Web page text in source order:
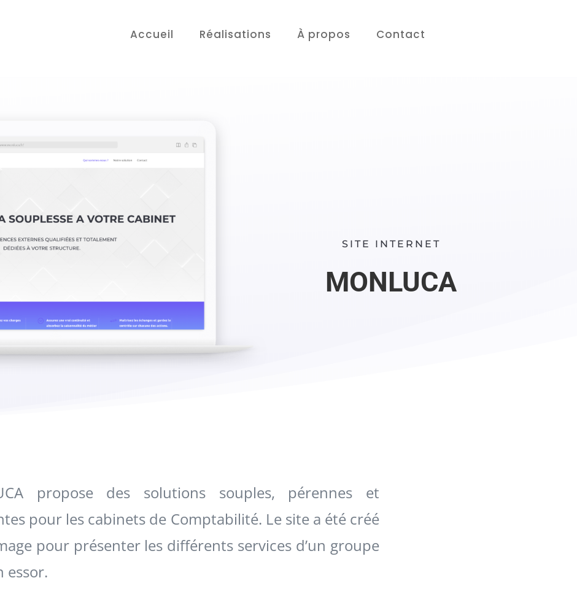
Accueil Réalisations À propos Contact
SITE INTERNET
MONLUCA
propose des solutions souples, pérennes et
pour les cabinets de Comptabilité. Le site a été créé
pour présenter les différents services d’un groupe
essor.